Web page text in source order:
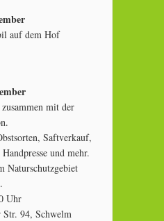
auf dem Hof
mit der
Saftverkauf,
und mehr.
Naturschutzgebiet
Uhr
94, Schwelm